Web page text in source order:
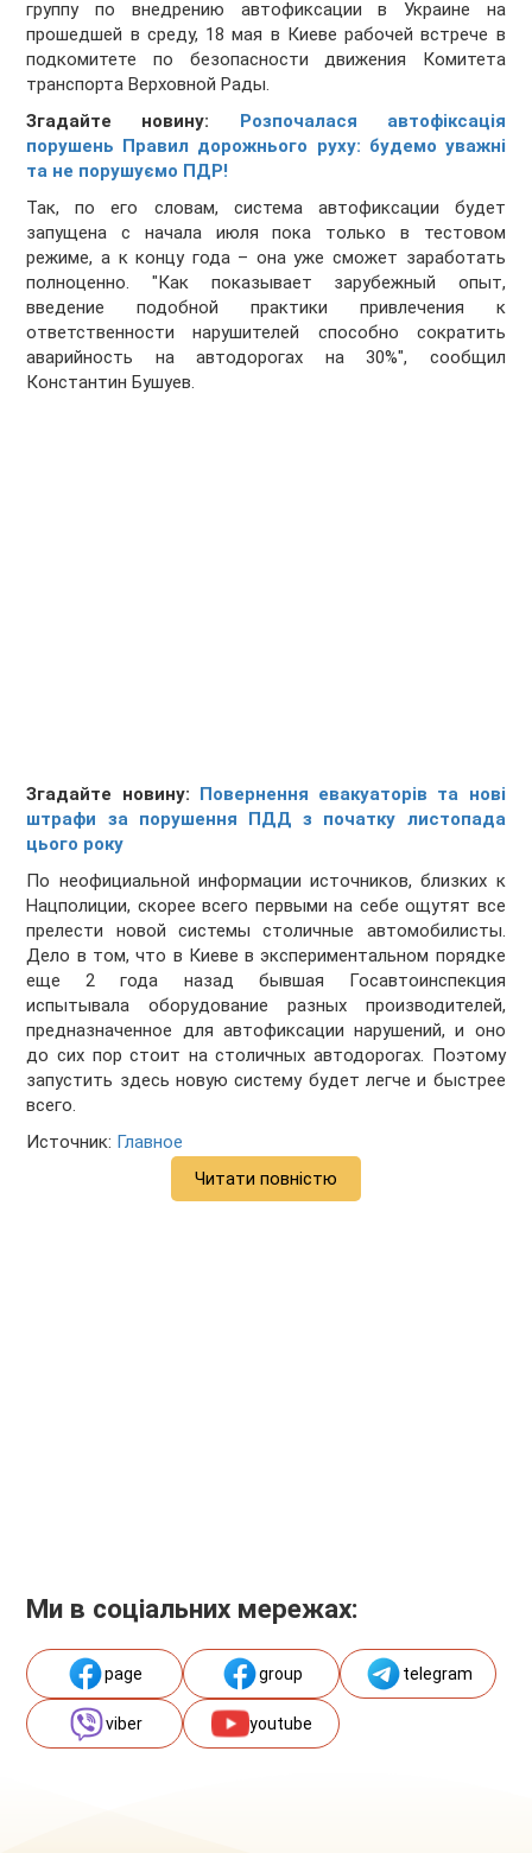
группу по внедрению автофиксации в Украине на
прошедшей в среду, 18 мая в Киеве рабочей встрече в
подкомитете по безопасности движения Комитета
транспорта Верховной Рады.
Згадайте новину: Розпочалася автофіксація
порушень Правил дорожнього руху: будемо уважні
та не порушуємо ПДР!
Так, по его словам, система автофиксации будет
запущена с начала июля пока только в тестовом
режиме, а к концу года – она уже сможет заработать
полноценно. "Как показывает зарубежный опыт,
введение подобной практики привлечения к
ответственности нарушителей способно сократить
аварийность на автодорогах на 30%", сообщил
Константин Бушуев.
Згадайте новину: Повернення евакуаторів та нові
штрафи за порушення ПДД з початку листопада
цього року
По неофициальной информации источников, близких к
Нацполиции, скорее всего первыми на себе ощутят все
прелести новой системы столичные автомобилисты.
Дело в том, что в Киеве в экспериментальном порядке
еще 2 года назад бывшая Госавтоинспекция
испытывала оборудование разных производителей,
предназначенное для автофиксации нарушений, и оно
до сих пор стоит на столичных автодорогах. Поэтому
запустить здесь новую систему будет легче и быстрее
всего.
Источник: Главное
Читати повністю
Ми в соціальних мережах:
page group telegram
viber youtube